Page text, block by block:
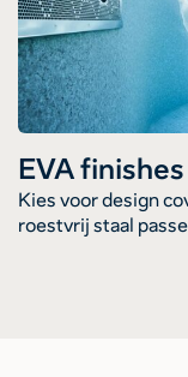
EVA finishes
Kies voor design
roestvrij staal